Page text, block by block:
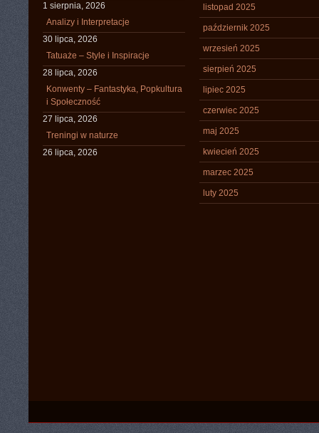
1 sierpnia, 2026
Analizy i Interpretacje
30 lipca, 2026
Tatuaże – Style i Inspiracje
28 lipca, 2026
Konwenty – Fantastyka, Popkultura
i Społeczność
27 lipca, 2026
Treningi w naturze
26 lipca, 2026
listopad 2025
październik 2025
wrzesień 2025
sierpień 2025
lipiec 2025
czerwiec 2025
maj 2025
kwiecień 2025
marzec 2025
luty 2025